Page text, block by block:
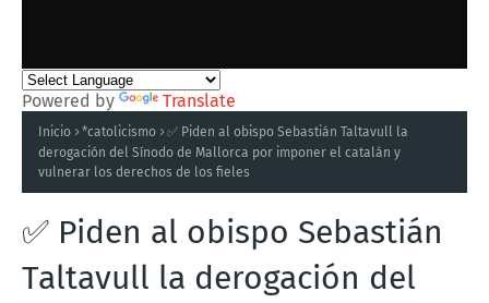
Powered by Translate
Inicio *catolicismo
✅ Piden al obispo Sebastián Taltavull la
derogación del Sínodo de Mallorca por imponer el catalán y
vulnerar los derechos de los fieles
✅ Piden al obispo Sebastián
Taltavull la derogación del